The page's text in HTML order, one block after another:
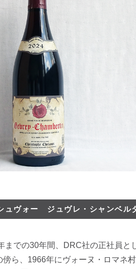
10,000円〜
シャンパーニュ・
ジャケ買いワイン
お客様のレビュー
ュヴォー ジュヴレ・シャンベ
までの30年間、DRC社の正社員
ら、1966年にヴォーヌ・ロマネ